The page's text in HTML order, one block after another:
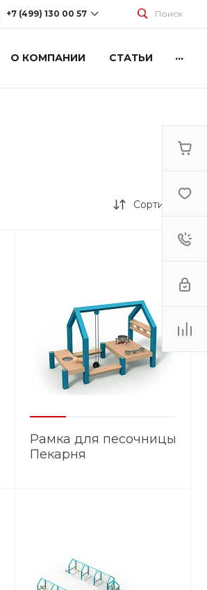
+7 (499) 130 00 57 Поиск
О КОМПАНИИ СТАТЬИ ...
Сортировка
Рамка для песочницы
Пекарня